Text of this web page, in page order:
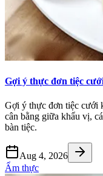
Gợi ý thực đơn tiệc
Gợi ý thực đơn tiệc cưới
cân bằng giữa khẩu vị,
bàn tiệc.
Aug 4, 2026
Ẩm thực